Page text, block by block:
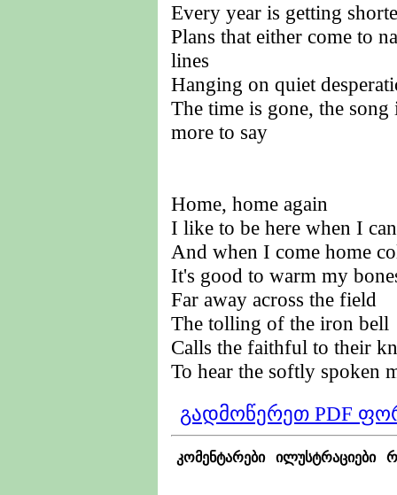
Every year is getting
Plans that either come to
lines
Hanging on quiet
The time is gone, the
more to say
Home, home again
I like to be here when I can
And when I come home
It's good to warm my
Far away across the field
The tolling of the iron bell
Calls the faithful to their
To hear the softly spoken
გადმოწერეთ PDF
კომენტარები ილუსტრაციები